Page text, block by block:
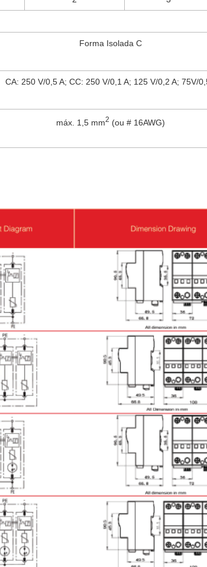
Forma Isolada C
CA: 250 V/0,5 A; CC: 250 V/0,1 A; 125 V/0,2 A; 75V/
máx. 1,5 mm2 (ou # 16AWG)